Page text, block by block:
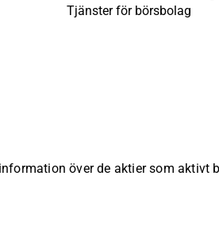
Tjänster för börsbolag
över de aktier som aktivt